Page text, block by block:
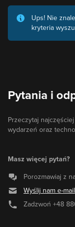
Ups! Nie
kryteria
Pytania i
Przeczytaj
wydarzeń oraz
Masz więcej pytań?
Porozmawiaj z
Wyślij nam e-mail
Zadzwoń +48